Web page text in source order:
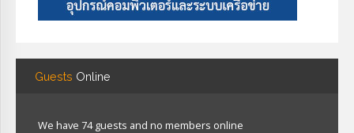
Guests Online
We have 74 guests and no members online